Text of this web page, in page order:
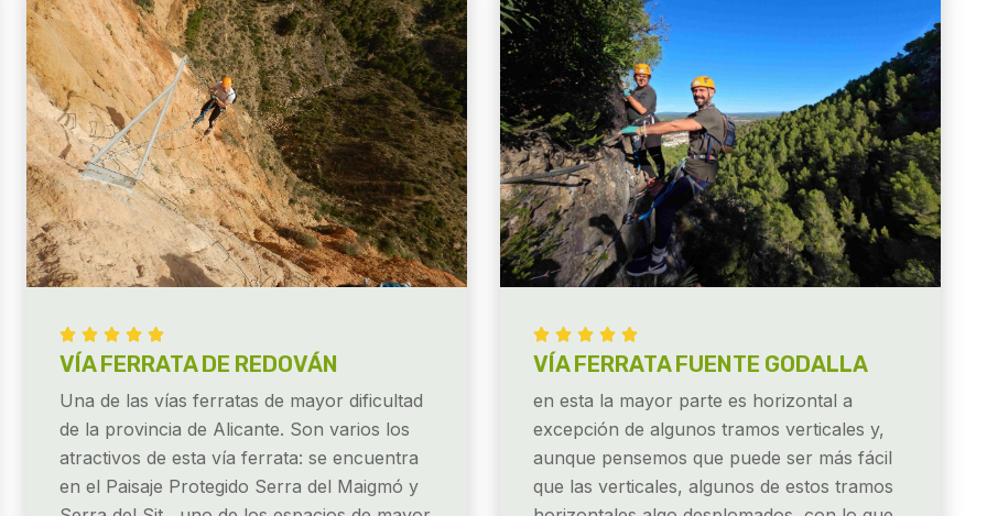
    
VÍA FERRATA DE REDOVÁN
Una de las vías ferratas de mayor dificultad
de la provincia de Alicante. Son varios los
atractivos de esta vía ferrata: se encuentra
en el Paisaje Protegido Serra del Maigmó y
    
VÍA FERRATA FUENTE GODALLA
en esta la mayor parte es horizontal a
excepción de algunos tramos verticales y,
aunque pensemos que puede ser más fácil
que las verticales, algunos de estos tramos